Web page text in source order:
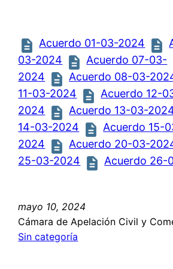
Acuerdo 01-03-2024
03-2024
Acuerdo 07-03-
2024
Acuerdo 08-03-
11-03-2024
Acuerdo 12-
2024
Acuerdo 13-03-
14-03-2024
Acuerdo 15-
2024
Acuerdo 20-03-
25-03-2024
Acuerdo 26-
mayo 10, 2024
Cámara de Apelación Civil y
Sin categoría